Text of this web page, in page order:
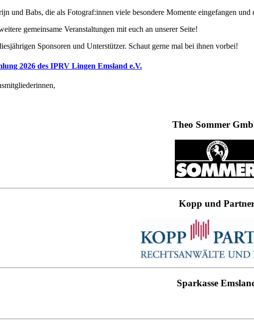
und Babs, die als Fotograf:innen viele besondere Momente eingefangen
gemeinsame Veranstaltungen mit euch an unserer Seite!
Sponsoren und Unterstützer. Schaut gerne mal bei ihnen vorbei!
2026 des IPRV Lingen Emsland e.V.
Theo Sommer
Kopp und
Sparkasse